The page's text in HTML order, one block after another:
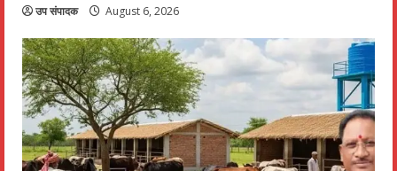
उप संपादक August 6, 2026